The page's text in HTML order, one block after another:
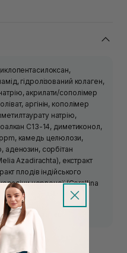
гідролізований колаген,
акрилати/сополімер
аргінін, кополімер
натрію,
C13-14, диметиконол,
ppm, камедь целюлози,
аденозин, сорбітан
Azadirachta), екстракт
плодів індійського
червоної (Corallina
на упаковці.